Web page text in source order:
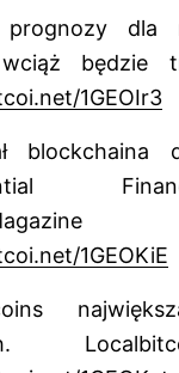
prognozy dla
będzie
1GEOIr3
blockchaina
1GEOKiE